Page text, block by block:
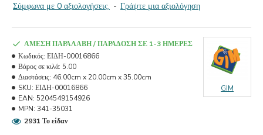
Σύμφωνα με 0 αξιολογήσεις. - Γράψτε μια αξιολόγηση
ΆΜΕΣΗ ΠΑΡΑΛΑΒΉ / ΠΑΡΆΔΟΣΗ ΣΕ 1-3 ΗΜΈΡΕΣ
Κωδικός: ΕΙΔΗ-00016866
Βάρος σε κιλά: 5.00
Διαστάσεις: 46.00cm x 20.00cm x 35.00cm
SKU: ΕΙΔΗ-00016866
EAN: 5204549154926
MPN: 341-35031
GIM
2931 Το είδαν